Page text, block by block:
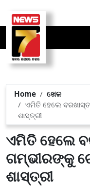
Home
ଖେଳ
ଏମିତି ହେଲେ
ଶାସ୍ତ୍ରୀ
ଏମିତି ହେଲେ
ଗମ୍ଭୀରଙ୍କୁ
ଶାସ୍ତ୍ରୀ